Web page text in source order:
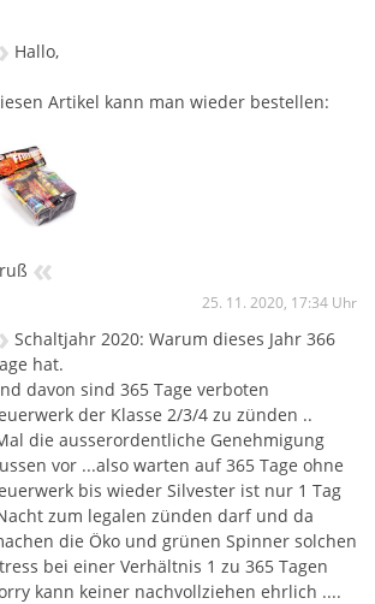
Hallo,
Artikel kann man wieder bestellen:
«
25. 11. 2020, 17:34 Uhr
Schaltjahr 2020: Warum dieses Jahr 366
hat.
davon sind 365 Tage verboten
der Klasse 2/3/4 zu zünden ..
die ausserordentliche Genehmigung
vor ...also warten auf 365 Tage ohne
bis wieder Silvester ist nur 1 Tag
zum legalen zünden darf und da
die Öko und grünen Spinner solchen
bei einer Verhältnis 1 zu 365 Tagen
kann keiner nachvollziehen ehrlich ....